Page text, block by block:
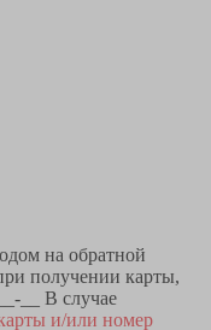
на обратной
получении карты,
__ В случае
и/или номер